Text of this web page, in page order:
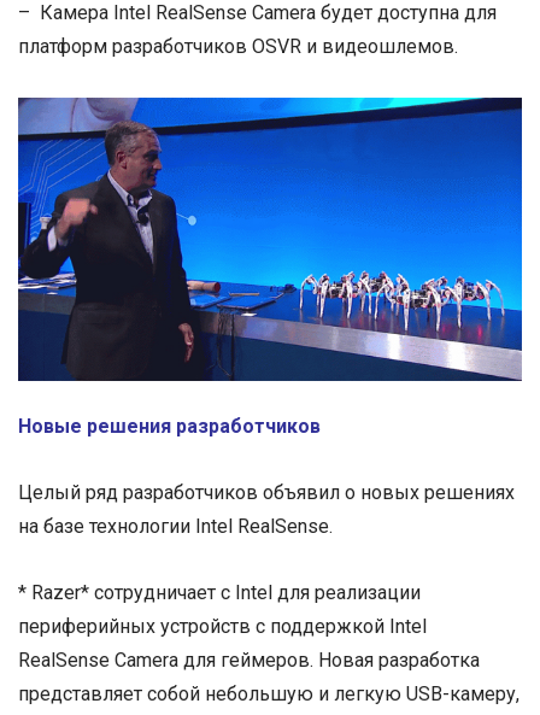
– Камера Intel RealSense Camera будет доступна для
платформ разработчиков OSVR и видеошлемов.
Новые решения разработчиков
Целый ряд разработчиков объявил о новых решениях
на базе технологии Intel RealSense.
* Razer* сотрудничает с Intel для реализации
периферийных устройств с поддержкой Intel
RealSense Camera для геймеров. Новая разработка
представляет собой небольшую и легкую USB-камеру,